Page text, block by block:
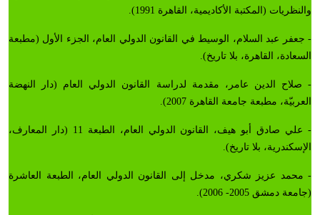
والنظريات (المكتبة الأكاديمية، القاهرة 1991).
- جعفر عبد السلام، الوسيط في القانون الدولي العام، الجزء الأول (مطبعة
السعادة، القاهرة، بلا تاريخ).
- صلاح الدين عامر، مقدمة لدراسة القانون الدولي العام (دار النهضة
العربيّة، مطبعة جامعة القاهرة 2007).
- علي صادق أبو هيف، القانون الدولي العام، الطبعة 11 (دار المعارف،
الإسكندرية، بلا تاريخ).
- محمد عزيز شكري، مدخل إلى القانون الدولي العام، الطبعة العاشرة
(جامعة دمشق 2005- 2006).